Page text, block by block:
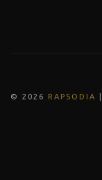
© 202 6 RAPSODIA